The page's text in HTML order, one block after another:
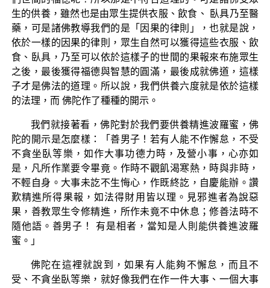
生的供養，雖然也是由眾生提供衣服、飲食、 臥具乃至醫
藥，可是諸佛教導我們的是「因果的律則」，也就是說，
依於一樣的因果的律則，眾生自然可以獲得這些衣服、飲
食、臥具，乃至可以依於這樣子的世間的果報來布施眾生
之後，最後獲得福德與智慧的圓滿，最後成就佛道，這樣
子才是佛法的道理。所以說，我們供養六度就是依於這樣
的法理，而 佛陀作了種種的開示。
我們就接著看，佛陀對於我們要供養精進波羅蜜，佛
陀的開示是怎麼樣：「善男子！若有人能不作懈怠，不受
不貪坐臥等樂，如作大事功德力時，及營小事，心亦如
是，凡所作業要令畢竟。作時不觀飢渴寒熱，時與非時，
不輕自身。大事未訖不生悔心，作既終訖，自慶能辦。讚
歎精進所得果報，如法得財用皆以理。見邪進者為說惡
果，善教眾生令修精進，所作未竟不中休息；修善法時不
隨他語。善男子！ 有是相者，當知是人則能供養進波羅
蜜。」
佛陀在這裡就說到，如果有人能夠不懈怠，而且不
受、不貪坐臥等樂，就好像我們在作一件大事、一個大事